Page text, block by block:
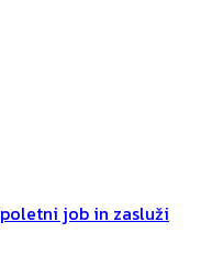
job in zasluži